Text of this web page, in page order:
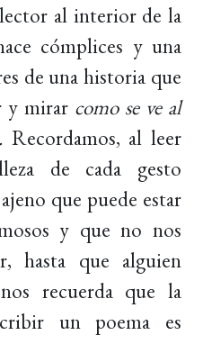
al interior de la
cómplices y una
de una historia que
y mirar como se ve al
Recordamos, al leer
de cada gesto
que puede estar
y que no nos
hasta que alguien
recuerda que la
un poema es